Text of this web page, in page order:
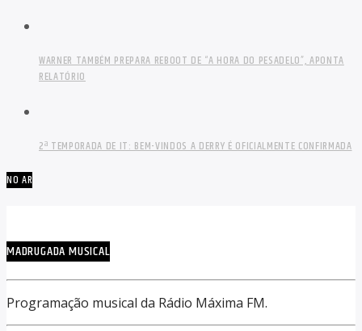
WARNER TAMBÉM PREPARA REBOOT DE “A HORA DO PESADELO”, APONTA
RELATÓRIO
2ª TEMPORADA DE IT: BEM-VINDOS A DERRY É OFICIALMENTE CONFIRMADA
NO AR
MADRUGADA MUSICAL
Programação musical da Rádio Máxima FM.